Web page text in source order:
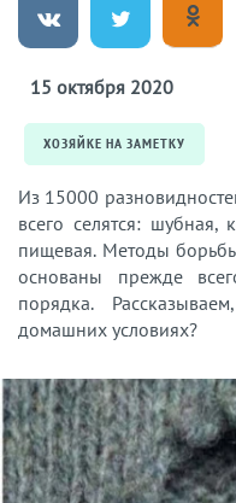
15 октября 2020
ХОЗЯЙКЕ НА ЗАМЕТКУ
Из 15000
всего селятся: шубная,
пищевая. Методы
основаны прежде
порядка.
домашних условиях?